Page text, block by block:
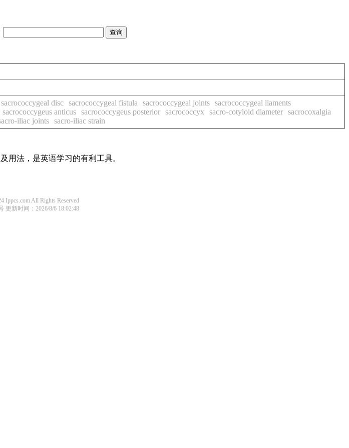
sacrococcygeal disc sacrococcygeal fistula sacrococcygeal joints sacrococcygeal liaments
sacrococcygeus anticus sacrococcygeus posterior sacrococcyx sacro-cotyloid diameter sacrocoxalgia
iliac joints sacro-iliac strain
用法，是英语学习的有利工具。
Ippcs.com All Rights Reserved
更新时间：2026/8/6 18:02:48